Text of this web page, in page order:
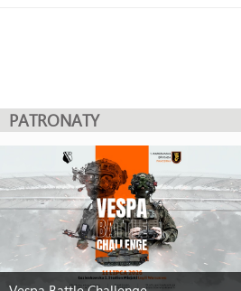
PATRONATY